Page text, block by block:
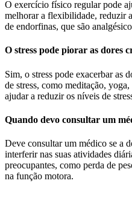
O exercício físico regular pode
melhorar a flexibilidade, reduzir
de endorfinas, que são
O stress pode piorar as dores
Sim, o stress pode exacerbar as
de stress, como meditação,
ajudar a reduzir os níveis de
Quando devo consultar um
Deve consultar um médico se a
interferir nas suas atividades
preocupantes, como perda de
na função motora.